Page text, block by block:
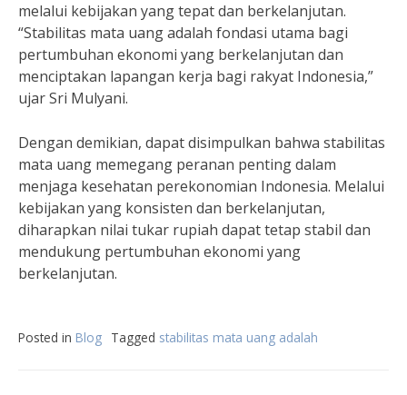
melalui kebijakan yang tepat dan berkelanjutan.
“Stabilitas mata uang adalah fondasi utama bagi
pertumbuhan ekonomi yang berkelanjutan dan
menciptakan lapangan kerja bagi rakyat Indonesia,”
ujar Sri Mulyani.
Dengan demikian, dapat disimpulkan bahwa stabilitas
mata uang memegang peranan penting dalam
menjaga kesehatan perekonomian Indonesia. Melalui
kebijakan yang konsisten dan berkelanjutan,
diharapkan nilai tukar rupiah dapat tetap stabil dan
mendukung pertumbuhan ekonomi yang
berkelanjutan.
Posted in Blog Tagged stabilitas mata uang adalah